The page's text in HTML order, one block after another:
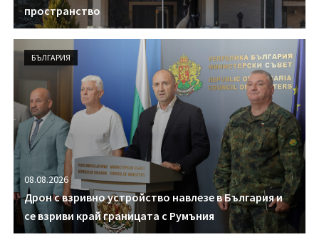
пространство
БЪЛГАРИЯ
08.08.2026
Дрон с взривно устройство навлезе в България и
се взриви край границата с Румъния